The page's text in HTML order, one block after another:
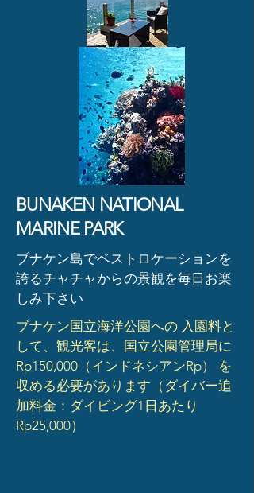
BUNAKEN NATIONAL
MARINE PARK
ブナケン島でベストロケーションを
誇るチャチャからの景観を毎日お楽
しみ下さい
ブナケン国立海洋公園への 入園料と
して、観光客は、国立公園管理局に
Rp150,000（インドネシアンRp） を
収める必要があります（ ダイバー追
加料金：ダイビング1日あたり
Rp25,000）